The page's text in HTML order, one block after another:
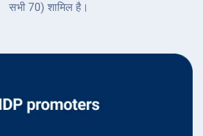
सभी 70) शामिल है।